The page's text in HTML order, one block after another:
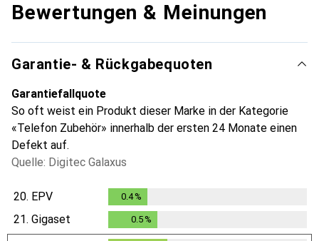
Bewertungen & Meinungen
Garantie- & Rückgabequoten
Garantiefallquote
So oft weist ein Produkt dieser Marke in der Kategorie
«Telefon Zubehör» innerhalb der ersten 24 Monate einen
Defekt auf.
Quelle: Digitec Galaxus
20. EPV 0.4%
21. Gigaset 0.5 %